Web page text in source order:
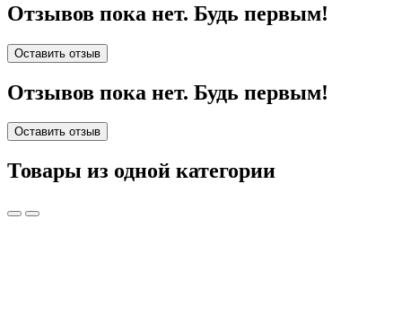
Отзывов пока нет. Будь первым!
Оставить отзыв
Отзывов пока нет. Будь первым!
Оставить отзыв
Товары из одной категории